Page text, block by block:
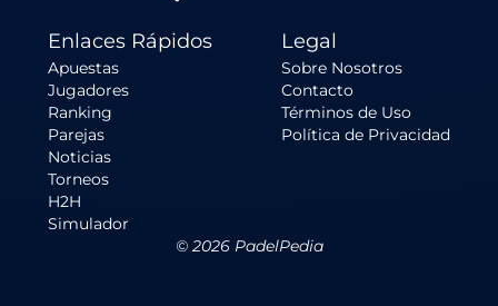
Enlaces Rápidos
Apuestas
Jugadores
Ranking
Parejas
Noticias
Torneos
H2H
Simulador
Legal
Sobre Nosotros
Contacto
Términos de Uso
Política de Privacidad
© 2026PadelPedia